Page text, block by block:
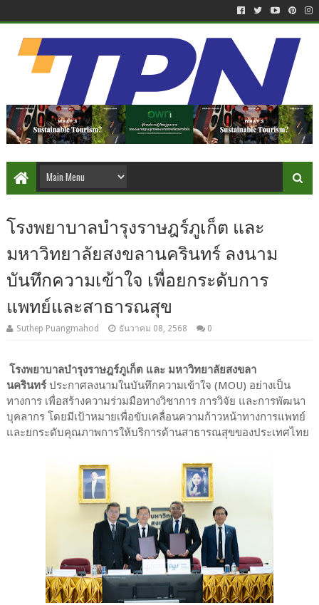
โรงพยาบาลบำรุงราษฎร์ภูเก็ต และ
มหาวิทยาลัยสงขลานครินทร์ ลงนาม
บันทึกความเข้าใจ เพื่อยกระดับการ
แพทย์และสาธารณสุข
Suthep Puangmahod ธันวาคม 08, 2568 0
โรงพยาบาลบำรุงราษฎร์ภูเก็ต และ มหาวิทยาลัยสงขลา
นครินทร์ประกาศลงนามในบันทึกความเข้าใจ (MOU) อย่างเป็น
ทางการ เพื่อสร้างความร่วมมือทางวิชาการ การวิจัย และการพัฒนา
บุคลากร โดยมีเป้าหมายเพื่อขับเคลื่อนความก้าวหน้าทางการแพทย์
และยกระดับคุณภาพการให้บริการด้านสาธารณสุขของประเทศไทย